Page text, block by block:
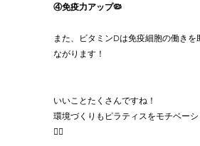
④免疫力アップ🦠
また、ビタミンDは免疫細胞の働き
ながります！
いいことたくさんですね！
環境づくりもピラティスをモチベー
🧚‍♀️